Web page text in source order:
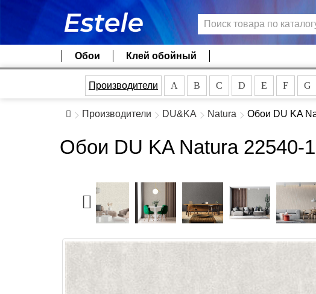
Обои Клей обойный
Производители A B C D E F G
Производители DU&KA Natura Обои DU KA
Обои DU KA Natura 22540-1